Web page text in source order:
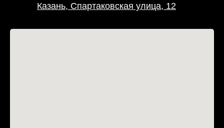
Казань, Спартаковская улица, 12